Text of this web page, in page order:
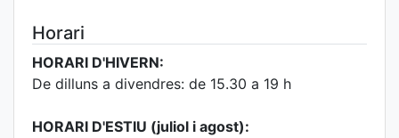
Horari
HORARI D'HIVERN:
De dilluns a divendres: de 15.30 a 19 h
HORARI D'ESTIU (juliol i agost):